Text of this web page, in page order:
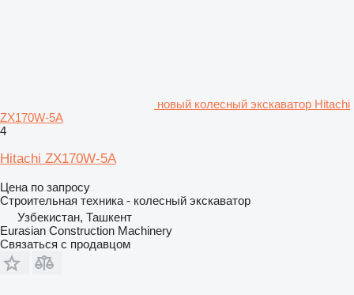
новый колесный экскаватор Hitachi
ZX170W-5A
4
Hitachi ZX170W-5A
Цена по запросу
Строительная техника - колесный экскаватор
Узбекистан, Ташкент
Eurasian Construction Machinery
Связаться с продавцом